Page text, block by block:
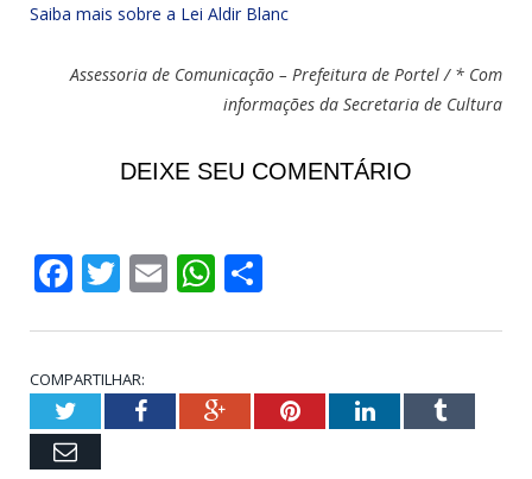
Saiba mais sobre a Lei Aldir Blanc
Assessoria de Comunicação – Prefeitura de Portel / * Com
informações da Secretaria de Cultura
DEIXE SEU COMENTÁRIO
Facebook
Twitter
EmailWhatsApp
COMPARTILHAR:
TwitterFacebookGoogle+PinterestLinkedInTumblr
Email